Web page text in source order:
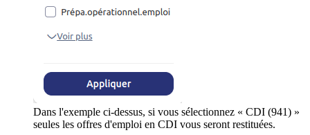
Dans l'exemple ci-dessus, si vous sélectionnez « CDI (941) »
seules les offres d'emploi en CDI vous seront restituées.